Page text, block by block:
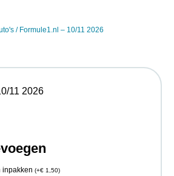
/ Formule1.nl – 10/11 2026
11 2026
inpakken (+€ 1,50)